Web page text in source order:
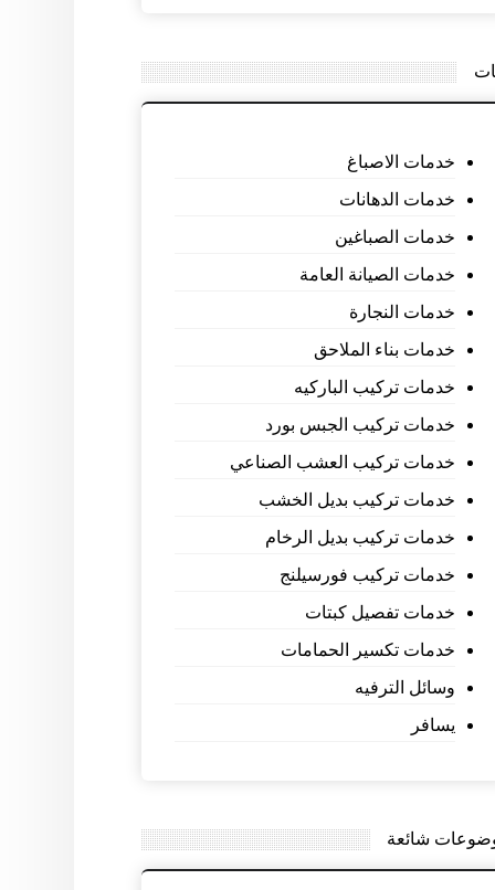
خدمات الاصباغ
خدمات الدهانات
خدمات الصباغين
خدمات الصيانة العامة
خدمات النجارة
خدمات بناء الملاحق
خدمات تركيب الباركيه
خدمات تركيب الجبس بورد
خدمات تركيب العشب الصناعي
خدمات تركيب بديل الخشب
خدمات تركيب بديل الرخام
خدمات تركيب فورسيلنج
خدمات تفصيل كبتات
خدمات تكسير الحمامات
وسائل الترفيه
يسافر
شائعة